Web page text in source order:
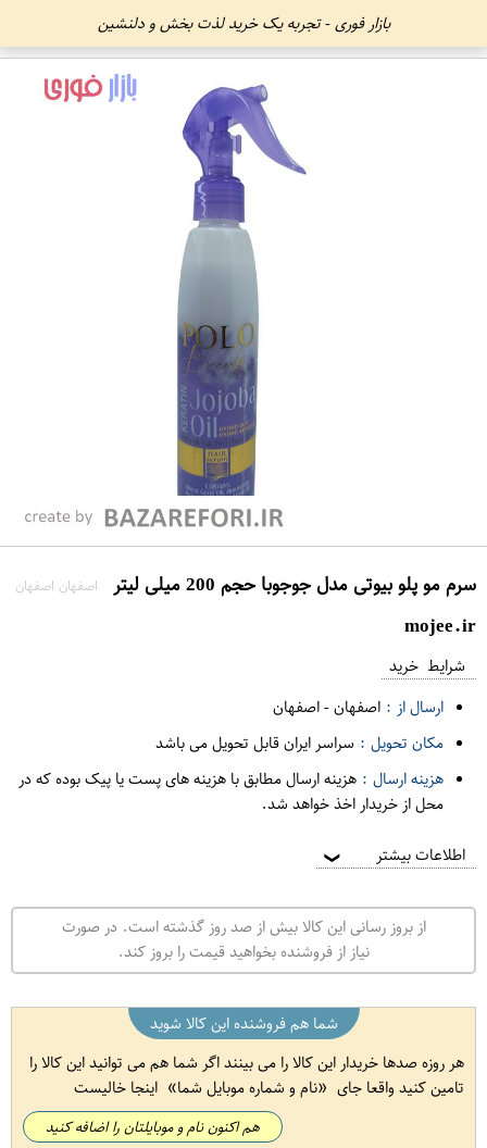
بازار فوری - تجربه یک خرید لذت بخش و دلنشین
سرم مو پلو بیوتی مدل جوجوبا حجم 200 میلی لیتر اصفهان اصفهان
mojee.ir
شرایط خرید
ارسال از : اصفهان-اصفهان
مکان تحویل : سراسر ایران قابل تحویل می باشد
هزینه ارسال : هزینه ارسال مطابق با هزینه های پست یا پیک بوده که در
محل از خریدار اخذ خواهد شد.
اطلاعات بیشتر ❯
از بروز رسانی این کالا بیش از صد روز گذشته است. در صورت
نیاز از فروشنده بخواهید قیمت را بروز کند.
شما هم فروشنده این کالا شوید
هر روزه صدها خریدار این کالا را می بینند اگر شما هم می توانید این کالا را
تامین کنید واقعا جای
نام و شماره موبایل شما اینجا خالیست
هم اکنون نام و موبایلتان را اضافه کنید